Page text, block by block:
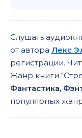
Слушать
от автора Лекс
регистрации.
Жанр книги
Фантастика,
популярных